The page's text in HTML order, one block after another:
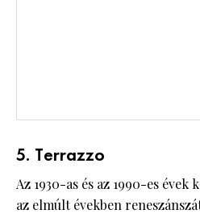
5. Terrazzo
Az 1930-as és az 1990-es
az elmúlt években